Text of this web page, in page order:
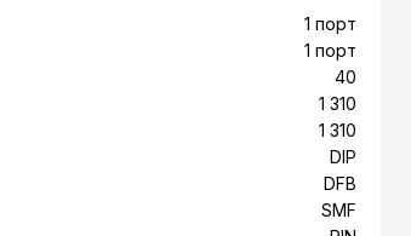
1 порт
1 порт
40
1 310
1 310
DIP
DFB
SMF